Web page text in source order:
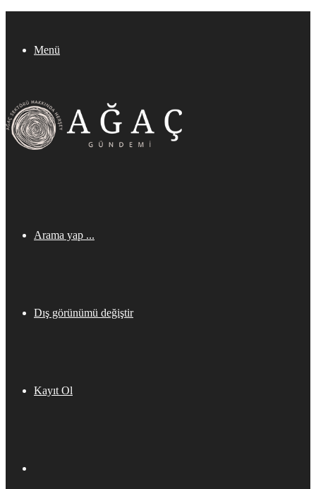
Menü
Arama yap ...
Dış görünümü değiştir
Kayıt Ol